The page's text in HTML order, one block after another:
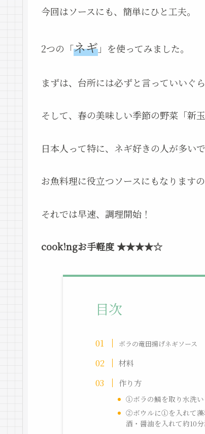
今回はソースにも、簡単にひと工夫。
2つの「ネギ」を使ってみました。
まずは、台所には必ずと言っていいぐ
そして、春の美味しい季節の野菜「新玉
日本人って特に、ネギ好きの人が多いで
お魚料理に役立つソースにもなりますの
それでは早速、調理開始！
cook!ngお手軽度 ★★★★☆
目次
ボラの竜田揚げネギソース
材料
作り方
①ボラの鱗を取り水洗い
②ボウルに①を入れて藻
酒・醤油を入れて約10分